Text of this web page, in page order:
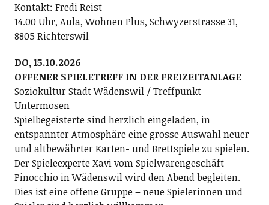
Kontakt: Fredi Reist
14.00 Uhr, Aula, Wohnen Plus, Schwyzerstrasse 31,
8805 Richterswil
DO, 15.10.2026
OFFENER SPIELETREFF IN DER FREIZEITANLAGE
Soziokultur Stadt Wädenswil / Treffpunkt
Untermosen
Spielbegeisterte sind herzlich eingeladen, in
entspannter Atmosphäre eine grosse Auswahl neuer
und altbewährter Karten- und Brettspiele zu spielen.
Der Spieleexperte Xavi vom Spielwarengeschäft
Pinocchio in Wädenswil wird den Abend begleiten.
Dies ist eine offene Gruppe – neue Spielerinnen und